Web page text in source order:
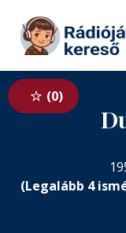
Tovább a
0
(Legalább 4